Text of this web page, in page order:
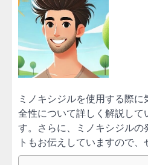
ミノキシジルを使用する際
全性について詳しく解説し
す。さらに、ミノキシジル
トもお伝えしていますので、